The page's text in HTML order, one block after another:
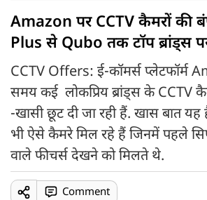
Amazon पर CCTV कैमरों की
Plus से Qubo तक टॉप ब्रांड्स
CCTV Offers: ई-कॉमर्स प्लेटफॉर्म
समय कई लोकप्रिय ब्रांड्स के CCTV
-खासी छूट दी जा रही हैं. खास बात
भी ऐसे कैमरे मिल रहे हैं जिनमें पहले
वाले फीचर्स देखने को मिलते थे.
Comment